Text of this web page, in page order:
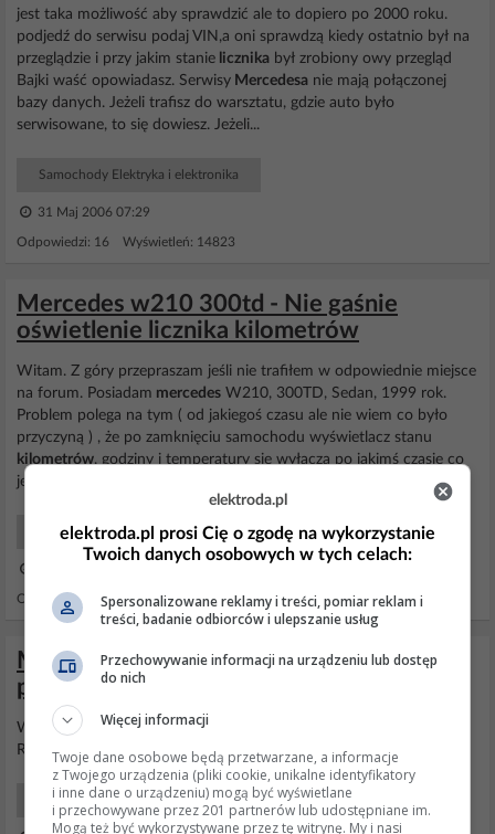
jest taka możliwość aby sprawdzić ale to dopiero po 2000 roku.
podjedź do serwisu podaj VIN,a oni sprawdzą kiedy ostatnio był na
przeglądzie i przy jakim stanie licznika był zrobiony owy przegląd
Bajki waść opowiadasz. Serwisy Mercedesa nie mają połączonej
bazy danych. Jeżeli trafisz do warsztatu, gdzie auto było
serwisowane, to się dowiesz. Jeżeli...
Samochody Elektryka i elektronika
31 Maj 2006 07:29
Odpowiedzi: 16 Wyświetleń: 14823
Mercedes w210 300td - Nie gaśnie
oświetlenie licznika kilometrów
Witam. Z góry przepraszam jeśli nie trafiłem w odpowiednie miejsce
na forum. Posiadam mercedes W210, 300TD, Sedan, 1999 rok.
Problem polega na tym ( od jakiegoś czasu ale nie wiem co było
przyczyną ) , że po zamknięciu samochodu wyświetlacz stanu
kilometrów, godziny i temperatury się wyłącza po jakimś czasie co
jest ok, natomiast cały czas świeci podświetlenie....
Samochody Początkujący
Odpowiedzi: 3 Wyświetleń: 840
Mercedes Actros Mp2 - nie działa
podświetlanie kilometrów i godziny
Witam, jest możliwość auto testu tego
R ?
Samochody Ciężarowe
elektroda.pl
elektroda.pl prosi Cię o zgodę na wykorzystanie
Twoich danych osobowych w tych celach:
Spersonalizowane reklamy i treści, pomiar reklam i
treści, badanie odbiorców i ulepszanie usług
Przechowywanie informacji na urządzeniu lub dostęp
do nich
Więcej informacji
Twoje dane osobowe będą przetwarzane, a informacje
z Twojego urządzenia (pliki cookie, unikalne identyfikatory
i inne dane o urządzeniu) mogą być wyświetlane
i przechowywane przez 201 partnerów lub udostępniane im.
Mogą też być wykorzystywane przez tę witrynę. My i nasi